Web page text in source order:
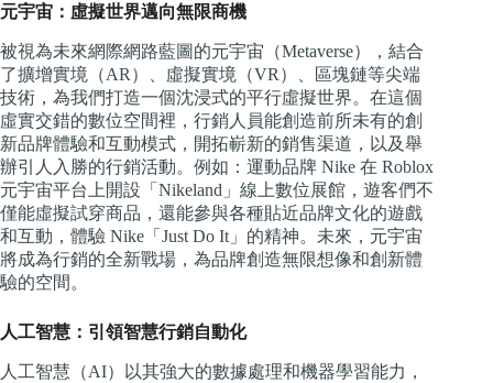
元宇宙：虛擬世界邁向無限商機
被視為未來網際網路藍圖的元宇宙（Metaverse），結合
了擴增實境（AR）、虛擬實境（VR）、區塊鏈等尖端
技術，為我們打造一個沈浸式的平行虛擬世界。在這個
虛實交錯的數位空間裡，行銷人員能創造前所未有的創
新品牌體驗和互動模式，開拓嶄新的銷售渠道，以及舉
辦引人入勝的行銷活動。例如：運動品牌 Nike 在 Roblox
元宇宙平台上開設「Nikeland」線上數位展館，遊客們不
僅能虛擬試穿商品，還能參與各種貼近品牌文化的遊戲
和互動，體驗 Nike「Just Do It」的精神。未來，元宇宙
將成為行銷的全新戰場，為品牌創造無限想像和創新體
驗的空間。
人工智慧：引領智慧行銷自動化
人工智慧（AI）以其強大的數據處理和機器學習能力，